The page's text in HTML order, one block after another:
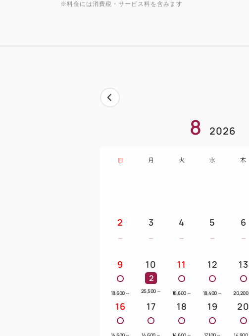
※料金には消費税・サービス料を含みます
8 2026
日 月 火 水 木
2 3 4 5 6
9
18,600 ～
10
2
25,500 ～
11
18,600 ～
12
18,400 ～
13
20,200
16 17 18 19 20